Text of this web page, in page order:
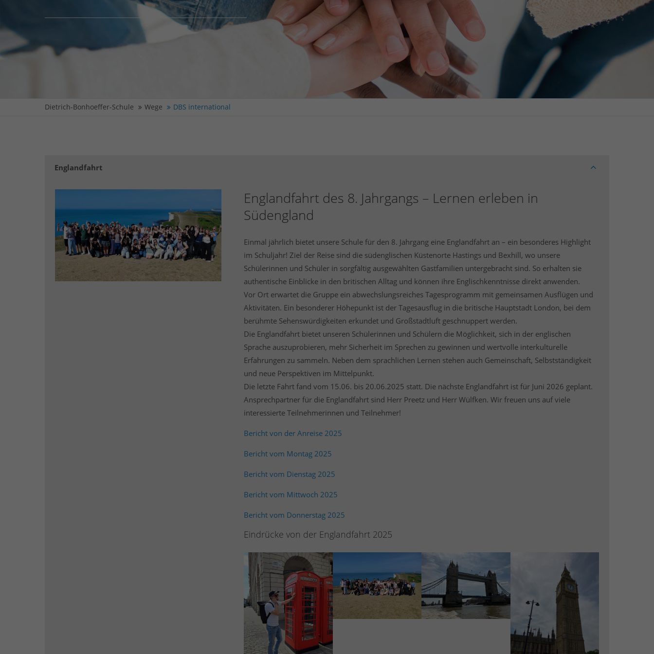
Dietrich-Bonhoeffer-Schule Wege DBS international
Englandfahrt
Englandfahrt des 8. Jahrgangs – Lernen erleben in
Südengland
Einmal jährlich bietet unsere Schule für den 8. Jahrgang eine Englandfahrt an – ein besonderes Highlight
im Schuljahr! Ziel der Reise sind die südenglischen Küstenorte Hastings und Bexhill, wo unsere
Schülerinnen und Schüler in sorgfältig ausgewählten Gastfamilien untergebracht sind. So erhalten sie
authentische Einblicke in den britischen Alltag und können ihre Englischkenntnisse direkt anwenden.
Vor Ort erwartet die Gruppe ein abwechslungsreiches Tagesprogramm mit gemeinsamen Ausflügen und
Aktivitäten. Ein besonderer Höhepunkt ist der Tagesausflug in die britische Hauptstadt London, bei dem
berühmte Sehenswürdigkeiten erkundet und Großstadtluft geschnuppert werden.
Die Englandfahrt bietet unseren Schülerinnen und Schülern die Möglichkeit, sich in der englischen
Sprache auszuprobieren, mehr Sicherheit im Sprechen zu gewinnen und wertvolle interkulturelle
Erfahrungen zu sammeln. Neben dem sprachlichen Lernen stehen auch Gemeinschaft, Selbstständigkeit
und neue Perspektiven im Mittelpunkt.
Die letzte Fahrt fand vom 15.06. bis 20.06.2025 statt. Die nächste Englandfahrt ist für Juni 2026 geplant.
Ansprechpartner für die Englandfahrt sind Herr Preetz und Herr Wülfken. Wir freuen uns auf viele
interessierte Teilnehmerinnen und Teilnehmer!
Bericht von der Anreise 2025
Bericht vom Montag 2025
Bericht vom Dienstag 2025
Bericht vom Mittwoch 2025
Bericht vom Donnerstag 2025
Eindrücke von der Englandfahrt 2025